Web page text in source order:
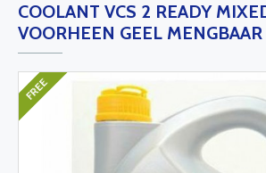
COOLANT VCS 2 READY
VOORHEEN GEEL
FREE